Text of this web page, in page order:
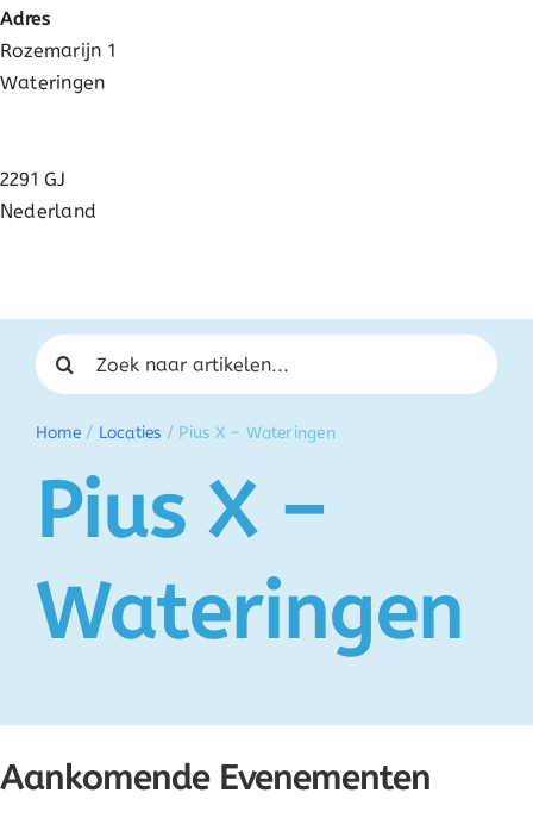
Adres
Rozemarijn 1
Wateringen
2291 GJ
Nederland
Home/ Locaties / Pius X – Wateringen
Pius X –
Wateringen
Zoeken naar:
Aankomende Evenementen